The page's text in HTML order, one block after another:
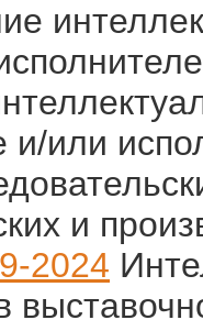
и/или
и
2024